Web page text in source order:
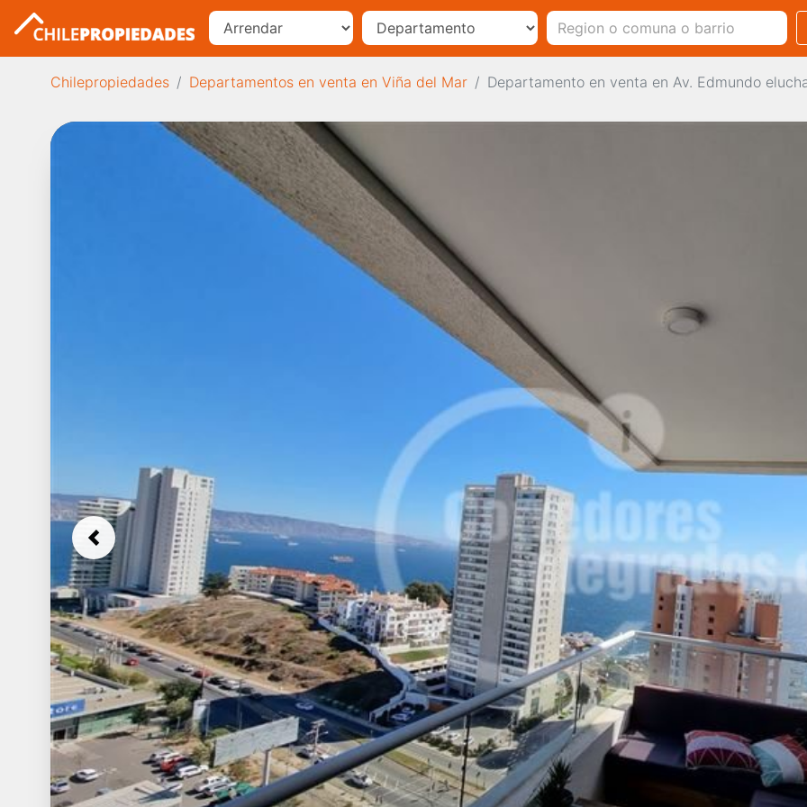
Chilepropiedades Departamentos en venta en Viña del Mar Departamento en venta en Av. Edmundo
Previous